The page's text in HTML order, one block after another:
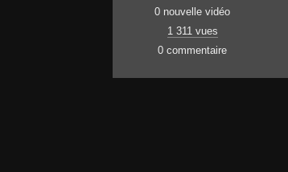
0 nouvelle vidéo
1 311 vues
0 commentaire